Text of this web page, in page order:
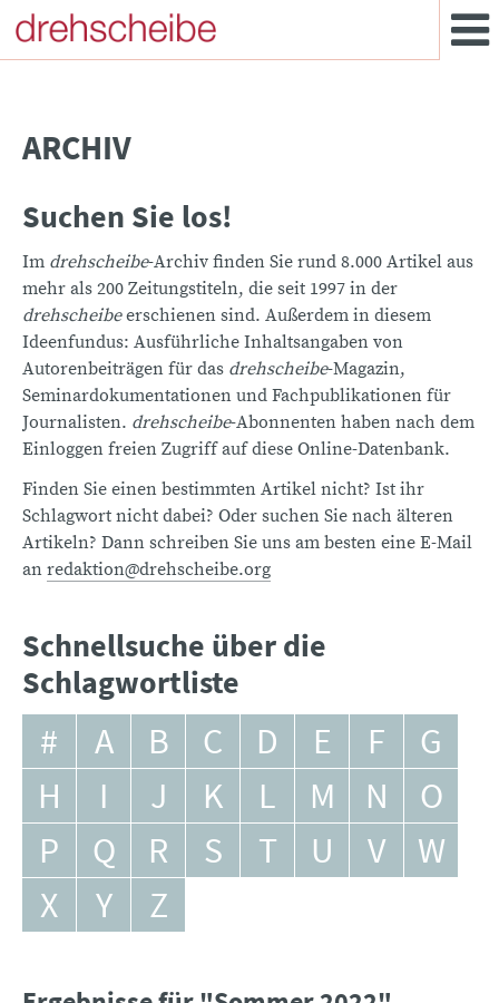
ARCHIV
Suchen Sie los!
Im drehscheibe-Archiv finden Sie rund 8.000 Artikel aus
mehr als 200 Zeitungstiteln, die seit 1997 in der
drehscheibeerschienen sind. Außerdem in diesem
Ideenfundus: Ausführliche Inhaltsangaben von
Autorenbeiträgen für das drehscheibe-Magazin,
Seminardokumentationen und Fachpublikationen für
Journalisten. drehscheibe-Abonnenten haben nach dem
Einloggen freien Zugriff auf diese Online-Datenbank.
Finden Sie einen bestimmten Artikel nicht? Ist ihr
Schlagwort nicht dabei? Oder suchen Sie nach älteren
Artikeln? Dann schreiben Sie uns am besten eine E-Mail
an redaktion@drehscheibe.org
Schnellsuche über die
Schlagwortliste
# A B C D E F
G
H
I J K L M N
O
P
Q R S T U V
W
X
Y Z